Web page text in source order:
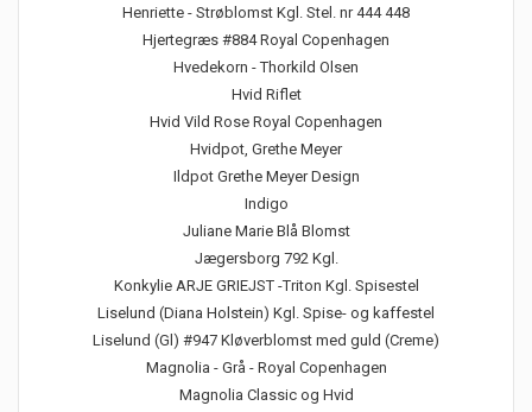
Henriette - Strøblomst Kgl. Stel. nr 444 448
Hjertegræs #884 Royal Copenhagen
Hvedekorn - Thorkild Olsen
Hvid Riflet
Hvid Vild Rose Royal Copenhagen
Hvidpot, Grethe Meyer
Ildpot Grethe Meyer Design
Indigo
Juliane Marie Blå Blomst
Jægersborg 792 Kgl.
Konkylie ARJE GRIEJST -Triton Kgl. Spisestel
Liselund (Diana Holstein) Kgl. Spise- og kaffestel
Liselund (Gl) #947 Kløverblomst med guld (Creme)
Magnolia - Grå - Royal Copenhagen
Magnolia Classic og Hvid